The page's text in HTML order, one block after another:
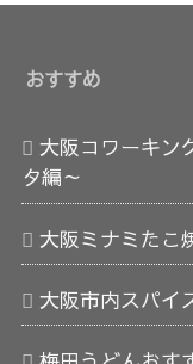
おすすめ
大阪コワーキン
タ編～
大阪ミナミたこ
大阪市内スパイ